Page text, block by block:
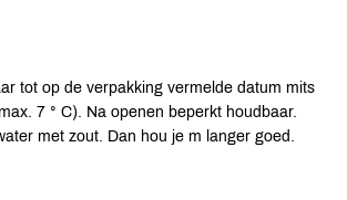
tot op de verpakking vermelde datum mits
7 ° C). Na openen beperkt houdbaar.
met zout. Dan hou je m langer goed.